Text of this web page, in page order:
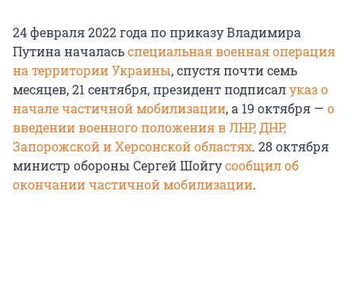
24 февраля 2022 года по приказу Владимира
Путина началасьспециальная военная операция
на территории Украины, спустя почти семь
месяцев, 21 сентября, президент подписалуказ о
начале частичной мобилизации, а 19 октября — о
введении военного положения в ЛНР, ДНР,
Запорожской и Херсонской областях. 28 октября
министр обороны Сергей Шойгусообщил об
окончании частичной мобилизации.